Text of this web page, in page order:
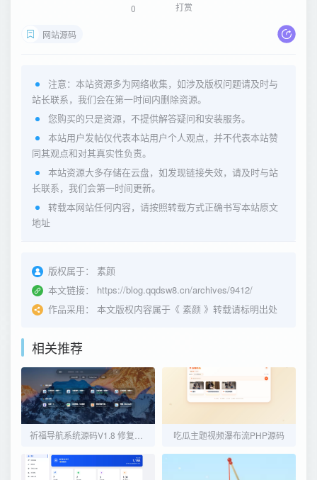
0 打赏
网站源码
注意：本站资源多为网络收集，如涉及版权问题请及时与
站长联系，我们会在第一时间内删除资源。
您购买的只是资源，不提供解答疑问和安装服务。
本站用户发帖仅代表本站用户个人观点，并不代表本站赞
同其观点和对其真实性负责。
本站资源大多存储在云盘，如发现链接失效，请及时与站
长联系，我们会第一时间更新。
转载本网站任何内容，请按照转载方式正确书写本站原文
地址
版权属于：
素颜
本文链接：
https://blog.qqdsw8.cn/archives/9412/
作品采用：
本文版权内容属于《 素颜 》转载请标明出处
相关推荐
吃瓜主题视频瀑布流PHP源码